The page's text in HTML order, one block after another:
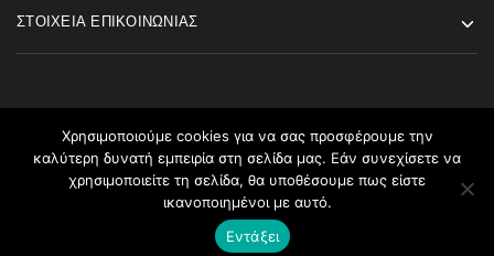
ΣΤΟΙΧΕΊΑ ΕΠΙΚΟΙΝΩΝΊΑΣ
©2026 Angels Fashion All rights reserved
Αναζήτηση
Χρησιμοποιούμε cookies για να σας προσφέρουμε την
καλύτερη δυνατή εμπειρία στη σελίδα μας. Εάν συνεχίσετε να
χρησιμοποιείτε τη σελίδα, θα υποθέσουμε πως είστε
ικανοποιημένοι με αυτό.
Εντάξει